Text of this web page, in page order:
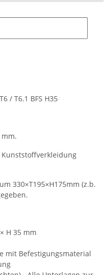
/ T6.1 BFS H35
330×T195×H175mm (z.b.
H 35 mm
mit Befestigungsmaterial